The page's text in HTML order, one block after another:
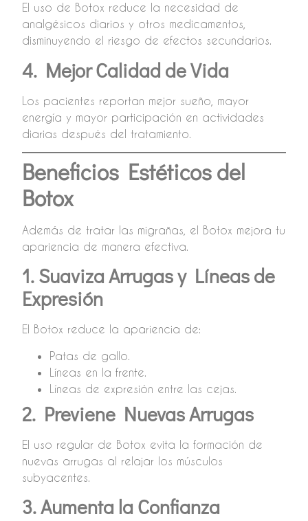
El uso de Botox reduce la necesidad de
analgésicos diarios y otros medicamentos,
disminuyendo el riesgo de efectos secundarios.
4. Mejor Calidad de Vida
Los pacientes reportan mejor sueño, mayor
energía y mayor participación en actividades
diarias después del tratamiento.
Beneficios Estéticos del
Botox
Además de tratar las migrañas, el Botox mejora tu
apariencia de manera efectiva.
1. Suaviza Arrugas y Líneas de
Expresión
El Botox reduce la apariencia de:
Patas de gallo.
Líneas en la frente.
Líneas de expresión entre las cejas.
2. Previene Nuevas Arrugas
El uso regular de Botox evita la formación de
nuevas arrugas al relajar los músculos
subyacentes.
3. Aumenta la Confianza